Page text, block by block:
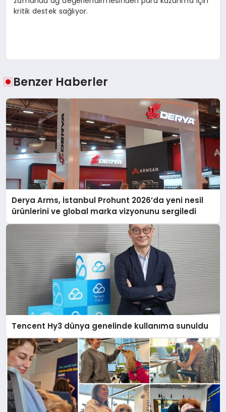
kritik destek sağlıyor.
Benzer Haberler
Derya Arms, İstanbul Prohunt 2026’da yeni nesil
ürünlerini ve global marka vizyonunu sergiledi
Tencent Hy3 dünya genelinde kullanıma sunuldu